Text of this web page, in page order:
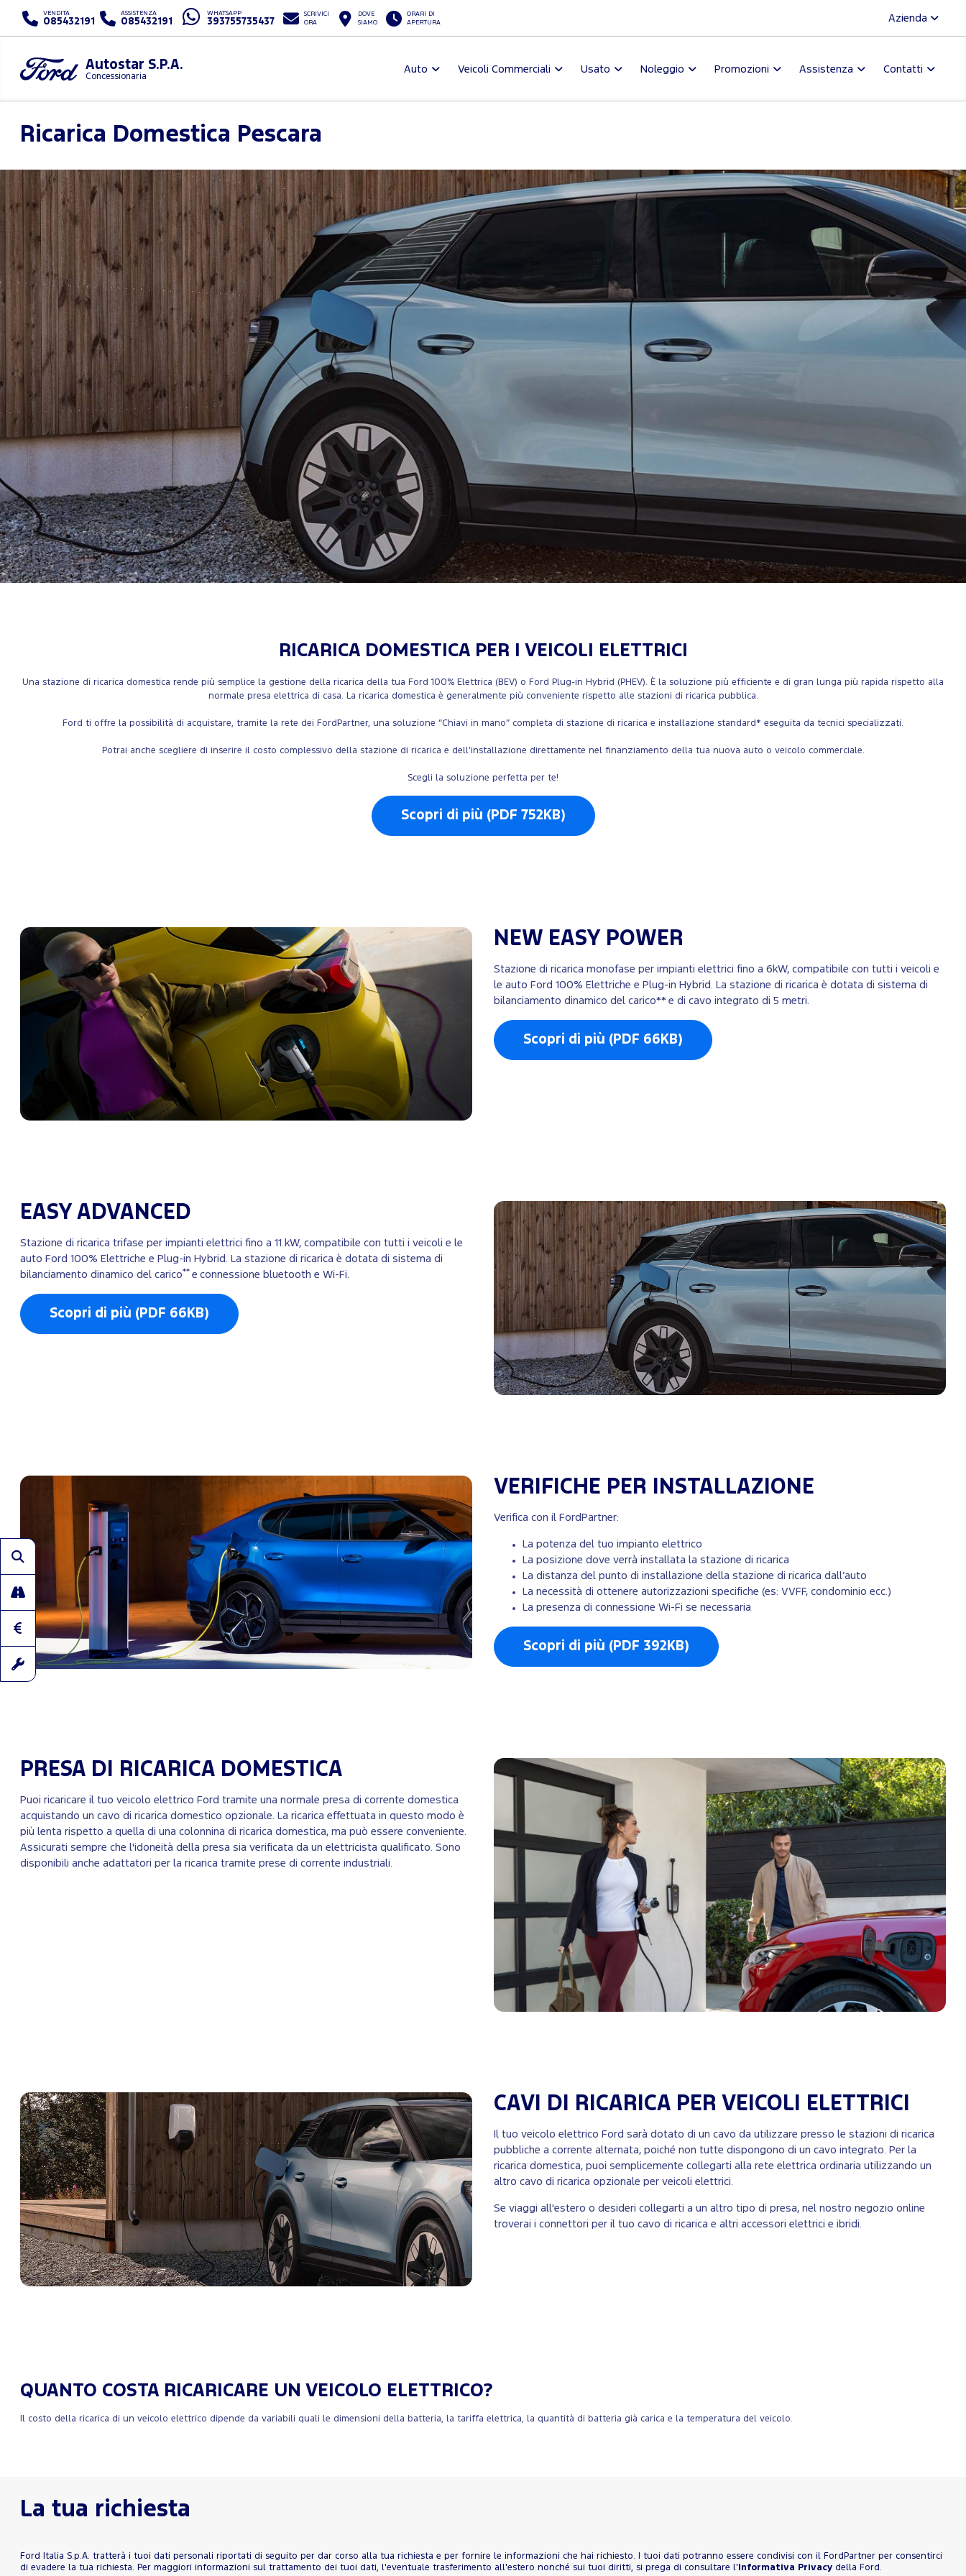
VENDITA
085432191
ASSISTENZA
085432191
WHATSAPP
393755735437
SCRIVICI
ORA
DOVE
SIAMO
ORARI DI
APERTURA
Azienda
Autostar S.P.A.
Concessionaria
Auto Veicoli Commerciali Usato Noleggio Promozioni Assistenza Contatti
Ricarica Domestica Pescara
RICARICA DOMESTICA PER I VEICOLI ELETTRICI
Una stazione di ricarica domestica rende più semplice la gestione della ricarica della tua Ford 100% Elettrica (BEV) o Ford Plug-in Hybrid (PHEV). È la soluzione più efficiente e di gran lunga più rapida rispetto alla
normale presa elettrica di casa. La ricarica domestica è generalmente più conveniente rispetto alle stazioni di ricarica pubblica.
Ford ti offre la possibilità di acquistare, tramite la rete dei FordPartner, una soluzione “Chiavi in mano” completa di stazione di ricarica e installazione standard* eseguita da tecnici specializzati.
Potrai anche scegliere di inserire il costo complessivo della stazione di ricarica e dell’installazione direttamente nel finanziamento della tua nuova auto o veicolo commerciale.
Scegli la soluzione perfetta per te!
Scopri di più (PDF 752KB)
NEW EASY POWER
Stazione di ricarica monofase per impianti elettrici fino a 6kW, compatibile con tutti i veicoli e
le auto Ford 100% Elettriche e Plug-in Hybrid. La stazione di ricarica è dotata di sistema di
bilanciamento dinamico del carico** e di cavo integrato di 5 metri.
Scopri di più (PDF 66KB)
EASY ADVANCED
Stazione di ricarica trifase per impianti elettrici fino a 11 kW, compatibile con tutti i veicoli e le
auto Ford 100% Elettriche e Plug-in Hybrid. La stazione di ricarica è dotata di sistema di
bilanciamento dinamico del carico** e connessione bluetooth e Wi-Fi.
Scopri di più (PDF 66KB)
VERIFICHE PER INSTALLAZIONE
Verifica con il FordPartner:
La potenza del tuo impianto elettrico
La posizione dove verrà installata la stazione di ricarica
La distanza del punto di installazione della stazione di ricarica dall’auto
La necessità di ottenere autorizzazioni specifiche (es: VVFF, condominio ecc.)
La presenza di connessione Wi-Fi se necessaria
Scopri di più (PDF 392KB)
PRESA DI RICARICA DOMESTICA
Puoi ricaricare il tuo veicolo elettrico Ford tramite una normale presa di corrente domestica
acquistando un cavo di ricarica domestico opzionale. La ricarica effettuata in questo modo è
più lenta rispetto a quella di una colonnina di ricarica domestica, ma può essere conveniente.
Assicurati sempre che l'idoneità della presa sia verificata da un elettricista qualificato. Sono
disponibili anche adattatori per la ricarica tramite prese di corrente industriali.
CAVI DI RICARICA PER VEICOLI ELETTRICI
Il tuo veicolo elettrico Ford sarà dotato di un cavo da utilizzare presso le stazioni di ricarica
pubbliche a corrente alternata, poiché non tutte dispongono di un cavo integrato. Per la
ricarica domestica, puoi semplicemente collegarti alla rete elettrica ordinaria utilizzando un
altro cavo di ricarica opzionale per veicoli elettrici.
Se viaggi all'estero o desideri collegarti a un altro tipo di presa, nel nostro negozio online
troverai i connettori per il tuo cavo di ricarica e altri accessori elettrici e ibridi.
QUANTO COSTA RICARICARE UN VEICOLO ELETTRICO?
Il costo della ricarica di un veicolo elettrico dipende da variabili quali le dimensioni della batteria, la tariffa elettrica, la quantità di batteria già carica e la temperatura del veicolo.
La tua richiesta
Ford Italia S.p.A. tratterà i tuoi dati personali riportati di seguito per dar corso alla tua richiesta e per fornire le informazioni che hai richiesto. I tuoi dati potranno essere condivisi con il FordPartner per consentirci
di evadere la tua richiesta. Per maggiori informazioni sul trattamento dei tuoi dati, l'eventuale trasferimento all'estero nonché sui tuoi diritti, si prega di consultare l' Informativa Privacy della Ford.